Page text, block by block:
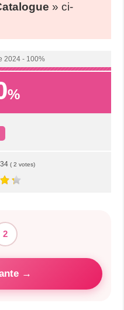
» ci-
2024 - 100%
%
(2 votes)
2
→